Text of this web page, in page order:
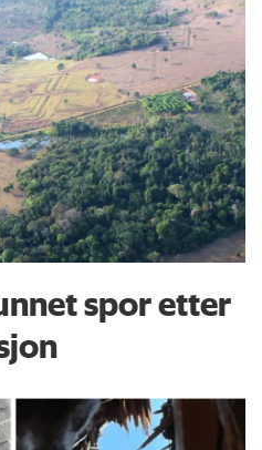
spor etter